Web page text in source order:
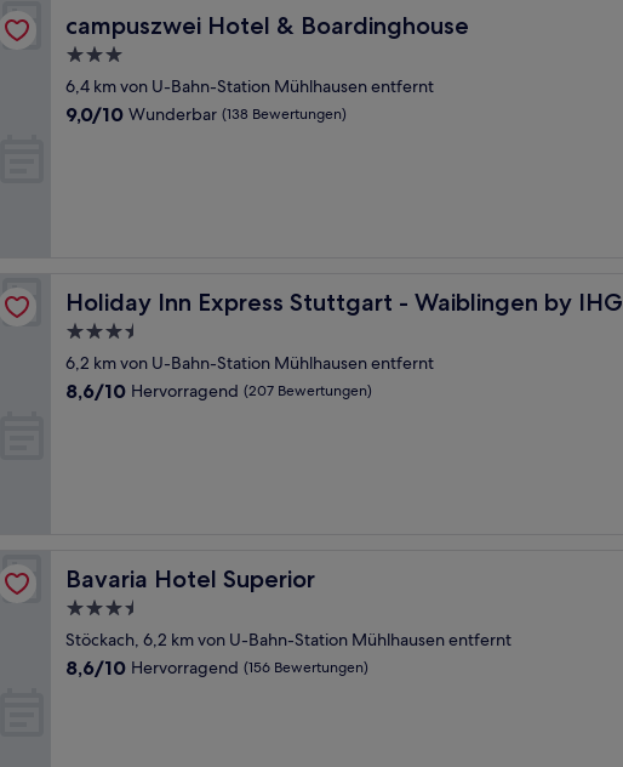
campuszwei Hotel & Boardinghouse
campuszwei Hotel & Boardinghouse
3.0-
Sterne-
Unterkunft
6,4 km von U-Bahn-Station Mühlhausen entfernt
9.0
9,0/10 Wunderbar (138 Bewertungen)
Holiday Inn Express Stuttgart - Waiblingen by IHG
Holiday Inn Express Stuttgart - Waiblingen by IHG
3.5-
Sterne-
Unterkunft
6,2 km von U-Bahn-Station Mühlhausen entfernt
8.6
8,6/10 Hervorragend (207 Bewertungen)
Bavaria Hotel Superior
Bavaria Hotel Superior
3.5-
Sterne-
Unterkunft
Stöckach, 6,2 km von U-Bahn-Station Mühlhausen entfernt
8.6
8,6/10 Hervorragend (156 Bewertungen)